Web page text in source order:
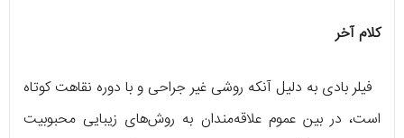
کلام آخر
فیلر بادی به دلیل آنکه روشی غیر جراحی و با دوره نقاهت کوتاه
است، در بین عموم علاقه‌مندان به روش‌های زیبایی محبوبیت